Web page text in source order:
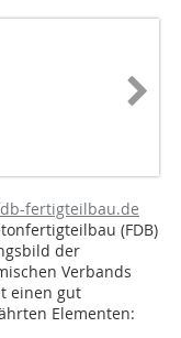
fertigteilbau.de
(FDB)
der
Verbands
einen gut
Elementen: